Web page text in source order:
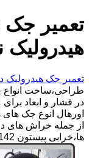
تعمیر جک
هیدرولیک
تعمیر جک هیدرولیک
طراحی،ساخت انواع
در فشار و ابعاد
اورهال انوع جک های
از جمله خراش های
ها،خرابی پیستون 09125283142 آقای مهدی ابراهیمی